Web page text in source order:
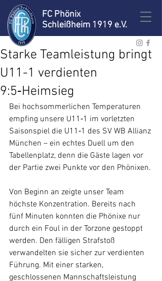
FC Phönix
Schleißheim 1919 e.V.
Starke Teamleistung bringt
U11-1 verdienten
9:5‑Heimsieg
Bei hochsommerlichen Temperaturen
empfing unsere U11‑1 im vorletzten
Saisonspiel die U11‑1 des SV WB Allianz
München – ein echtes Duell um den
Tabellenplatz, denn die Gäste lagen vor
der Partie zwei Punkte vor den Phönixen.
Von Beginn an zeigte unser Team
höchste Konzentration. Bereits nach
fünf Minuten konnten die Phönixe nur
durch ein Foul in der Torzone gestoppt
werden. Den fälligen Strafstoß
verwandelten sie sicher zur verdienten
Führung. Mit einer starken,
geschlossenen Mannschaftsleistung